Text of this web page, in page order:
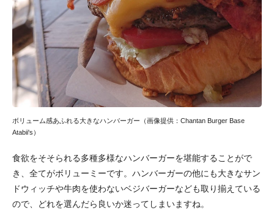
ボリューム感あふれる大きなハンバーガー（画像提供：Chantan Burger Base
Atabii's）
食欲をそそられる多種多様なハンバーガーを堪能することがで
き、全てがボリューミーです。ハンバーガーの他にも大きなサン
ドウィッチや牛肉を使わないベジバーガーなども取り揃えている
ので、どれを選んだら良いか迷ってしまいますね。